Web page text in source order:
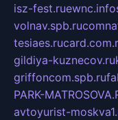
isz-fest.ruewnc.info
volnav.spb.ru
tesiaes.ru
gildiya-kuznecov.ru
griffoncom.spb.ru
PARK-
avtoyurist-